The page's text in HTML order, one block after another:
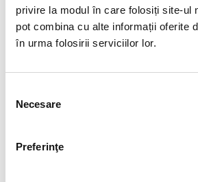
privire la modul în care folosiți site-ul
pot combina cu alte informații oferite
în urma folosirii serviciilor lor.
consimțământului
Necesare
Preferinţe
News
DESPRE AUTOR